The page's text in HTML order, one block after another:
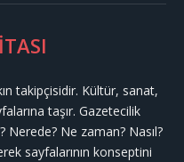
takipçisidir. Kültür, sanat,
taşır. Gazetecilik
Ne zaman? Nasıl?
sayfalarının konseptini